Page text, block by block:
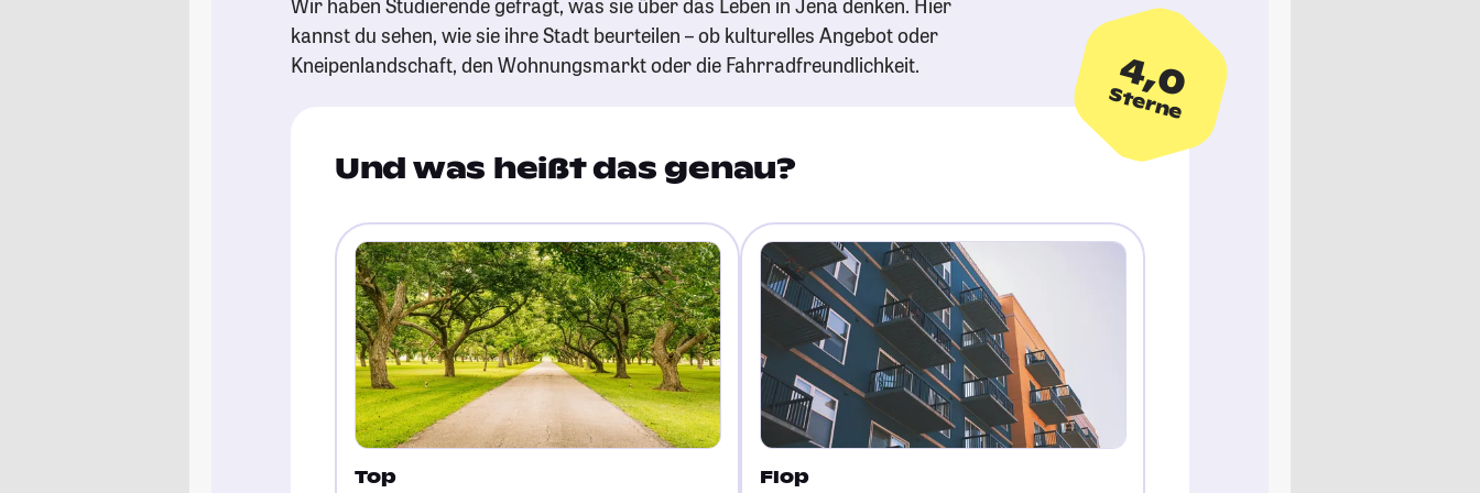
kannst du sehen, wie sie ihre Stadt beurteilen – ob kulturelles Angebot oder
Kneipenlandschaft, den Wohnungsmarkt oder die Fahrradfreundlichkeit.
4,0
Sterne
Und was heißt das genau?
Top Flop